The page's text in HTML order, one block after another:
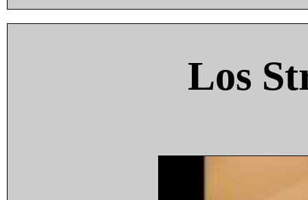
Los